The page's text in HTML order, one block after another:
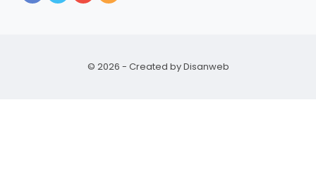
© 2026 - Created byDisanweb